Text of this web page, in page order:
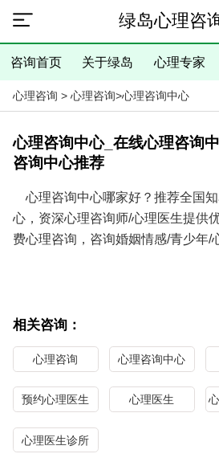
绿岛心理咨
咨询首页 关于绿岛 心理专家
心理咨询 > 心理咨询>心理咨询中心
心理咨询中心_在线心理咨询
咨询中心推荐
心理咨询中心哪家好？推荐全国
心，资深心理咨询师/心理医生提供
费心理咨询，咨询婚姻情感/青少年/
相关咨询：
心理咨询 心理咨询中心
预约心理医生 心理医生
心理医生诊所